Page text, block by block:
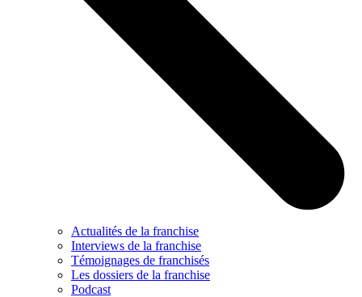
Actualités de la franchise
Interviews de la franchise
Témoignages de franchisés
Les dossiers de la franchise
Podcast